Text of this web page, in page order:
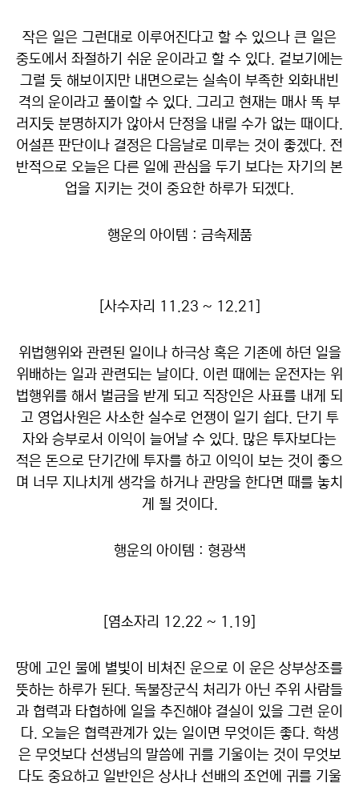
작은 일은 그런대로 이루어진다고 할 수 있으나 큰 일은
중도에서 좌절하기 쉬운 운이라고 할 수 있다. 겉보기에는
그럴 듯 해보이지만 내면으로는 실속이 부족한 외화내빈
격의 운이라고 풀이할 수 있다. 그리고 현재는 매사 똑 부
러지듯 분명하지가 않아서 단정을 내릴 수가 없는 때이다.
어설픈 판단이나 결정은 다음날로 미루는 것이 좋겠다. 전
반적으로 오늘은 다른 일에 관심을 두기 보다는 자기의 본
업을 지키는 것이 중요한 하루가 되겠다.
행운의 아이템 : 금속제품
[사수자리 11.23 ~ 12.21]
위법행위와 관련된 일이나 하극상 혹은 기존에 하던 일을
위배하는 일과 관련되는 날이다. 이런 때에는 운전자는 위
법행위를 해서 벌금을 받게 되고 직장인은 사표를 내게 되
고 영업사원은 사소한 실수로 언쟁이 일기 쉽다. 단기 투
자와 승부로서 이익이 늘어날 수 있다. 많은 투자보다는
적은 돈으로 단기간에 투자를 하고 이익이 보는 것이 좋으
며 너무 지나치게 생각을 하거나 관망을 한다면 때를 놓치
게 될 것이다.
행운의 아이템 : 형광색
[염소자리 12.22 ~ 1.19]
땅에 고인 물에 별빛이 비쳐진 운으로 이 운은 상부상조를
뜻하는 하루가 된다. 독불장군식 처리가 아닌 주위 사람들
과 협력과 타협하에 일을 추진해야 결실이 있을 그런 운이
다. 오늘은 협력관계가 있는 일이면 무엇이든 좋다. 학생
은 무엇보다 선생님의 말씀에 귀를 기울이는 것이 무엇보
다도 중요하고 일반인은 상사나 선배의 조언에 귀를 기울